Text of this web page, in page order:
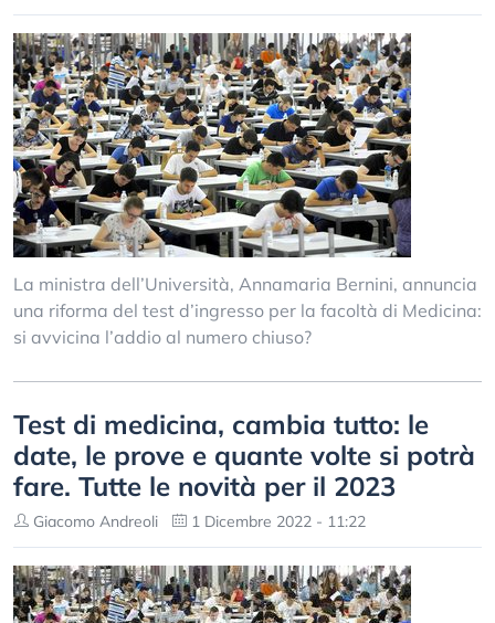
La ministra dell’Università, Annamaria Bernini, annuncia
una riforma del test d’ingresso per la facoltà di Medicina:
si avvicina l’addio al numero chiuso?
Test di medicina, cambia tutto: le
date, le prove e quante volte si potrà
fare. Tutte le novità per il 2023
Giacomo Andreoli 1 Dicembre 2022 - 11:22